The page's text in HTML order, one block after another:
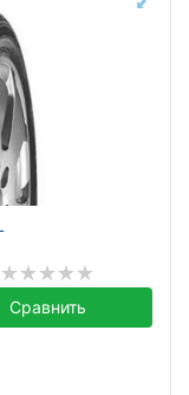
Сравнить